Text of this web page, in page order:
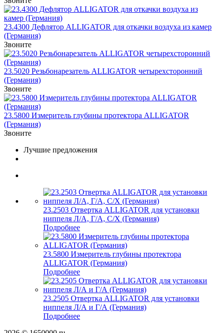
23.4300 Дефлятор ALLIGATOR для откачки воздуха из камер
(Германия)
Звоните
23.5020 Резьбонарезатель ALLIGATOR четырехсторонний
(Германия)
Звоните
23.5800 Измеритель глубины протектора ALLIGATOR
(Германия)
Звоните
Лучшие предложения
23.2503 Отвертка ALLIGATOR для установки
ниппеля Л/А, Г/А, С/Х (Германия)
Подробнее
23.5800 Измеритель глубины протектора
ALLIGATOR (Германия)
Подробнее
23.2505 Отвертка ALLIGATOR для установки
ниппеля Л/А и Г/А (Германия)
Подробнее